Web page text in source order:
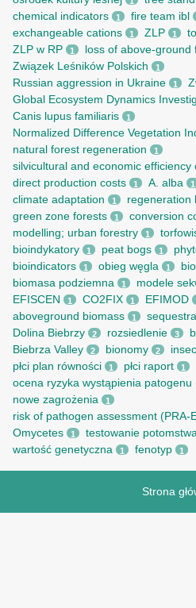
chemical indicators 1 fire team ibl
exchangeable cations 1 ZLP 1
ZLP w RP 1 loss of above-ground
Związek Leśników Polskich 1
Russian aggression in Ukraine 1
Global Ecosystem Dynamics
Canis lupus familiaris 1
Normalized Difference Vegetation
natural forest regeneration 1
silvicultural and economic efficiency
direct production costs 1 A. alba 1
climate adaptation 1 regeneration
green zone forests 1 conversion
modelling; urban forestry 1
bioindykatory 1 peat bogs 1
bioindicators 1 obieg węgla 1
biomasa podziemna 1 modele
EFISCEN 1 CO2FIX 1 EFIMOD
aboveground biomass 1
Dolina Biebrzy 2 rozsiedlenie 3
Biebrza Valley 2 bionomy 2
płci plan równości 1 płci raport 1
ocena ryzyka wystąpienia patogenu
nowe zagrożenia 1
risk of pathogen assessment (PRA-
Omycetes 1 testowanie
wartość genetyczna 1 fenotyp 1
Strona